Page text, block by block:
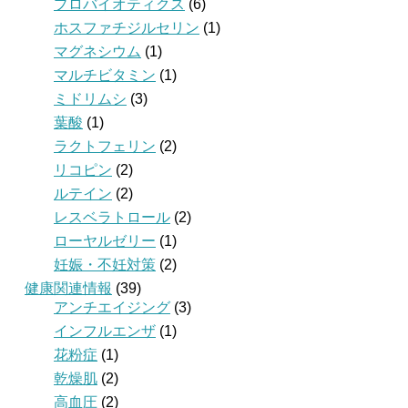
プロバイオティクス (6)
ホスファチジルセリン (1)
マグネシウム (1)
マルチビタミン (1)
ミドリムシ (3)
葉酸 (1)
ラクトフェリン (2)
リコピン (2)
ルテイン (2)
レスベラトロール (2)
ローヤルゼリー (1)
妊娠・不妊対策 (2)
健康関連情報 (39)
アンチエイジング (3)
インフルエンザ (1)
花粉症 (1)
乾燥肌 (2)
高血圧 (2)